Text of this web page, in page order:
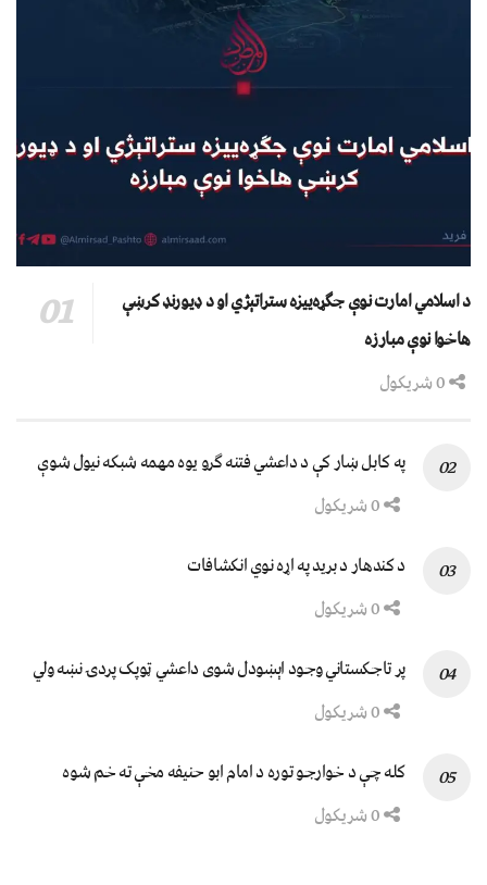
د اسلامي امارت نوې جګړه‌ییزه ستراتېژي او د ډیورنډ کرښې
هاخوا نوې مبارزه
په کابل ښار کې د داعشي فتنه ګرو يوه مهمه شبکه نيول شوې
د کندهار د برید په اړه نوي انکشافات
پر تاجکستاني وجود اېښودل شوی داعشي ټوپک پردۍ نښه ولي
کله چې د خوارجو توره د امام ابو حنیفه مخې ته خم شوه